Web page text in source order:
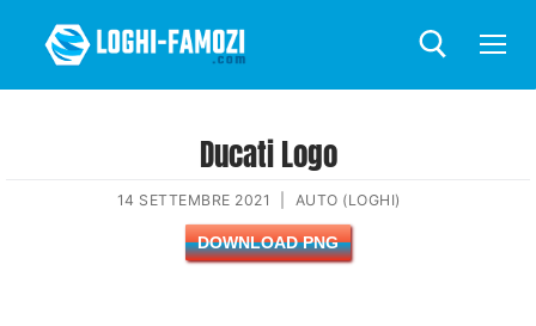
Ducati Logo
14 SETTEMBRE 2021 AUTO (LOGHI)
DOWNLOAD PNG